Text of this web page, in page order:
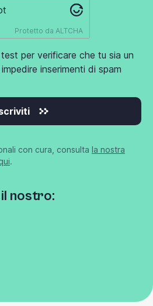
Protetto da ALTCHA
per verificare che tu sia un
inserimenti di spam
con cura, consulta la nostra
.
nostro: